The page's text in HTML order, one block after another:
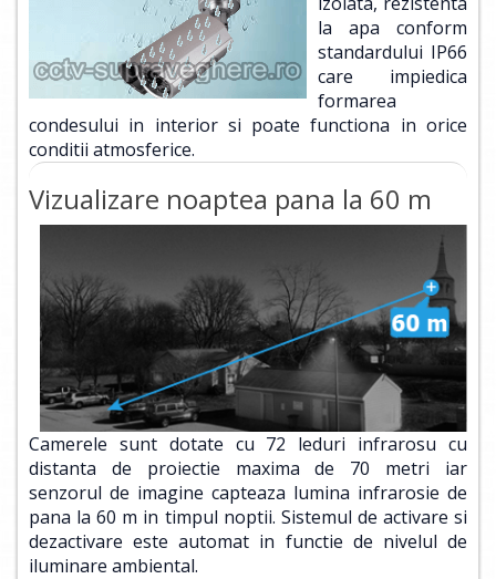
la apa conform
standardului IP66
care impiedica
formarea
condesului in interior si poate functiona in orice
conditii atmosferice.
Vizualizare noaptea pana la 60 m
Camerele sunt dotate cu 72 leduri infrarosu cu
distanta de proiectie maxima de 70 metri iar
senzorul de imagine capteaza lumina infrarosie de
pana la 60 m in timpul noptii. Sistemul de activare si
dezactivare este automat in functie de nivelul de
iluminare ambiental.